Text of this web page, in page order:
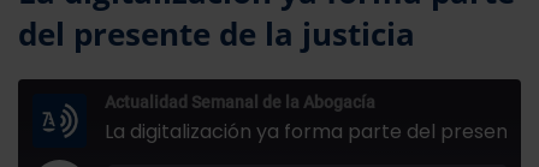
del presente de la justicia
Actualidad Semanal de la Abogacía